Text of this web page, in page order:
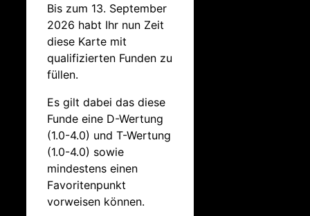
Bis zum 13. September
2026 habt Ihr nun Zeit
diese Karte mit
qualifizierten Funden zu
füllen.
Es gilt dabei das diese
Funde eine D-Wertung
(1.0-4.0) und T-Wertung
(1.0-4.0) sowie
mindestens einen
Favoritenpunkt
vorweisen können.